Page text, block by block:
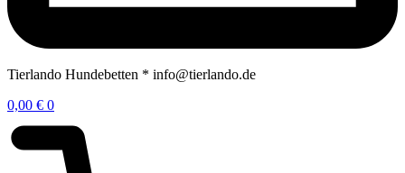
Tierlando Hundebetten * info@tierlando.de
0,00 € 0